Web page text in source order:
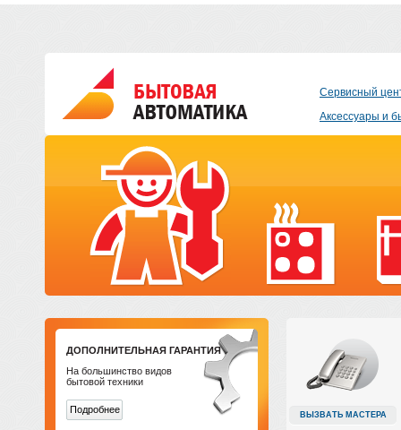
Сервисный
Аксессуары и
ДОПОЛНИТЕЛЬНАЯ ГАРАНТИЯ
На большинство видов
бытовой техники
Подробнее ВЫЗВАТЬ МАСТЕРА